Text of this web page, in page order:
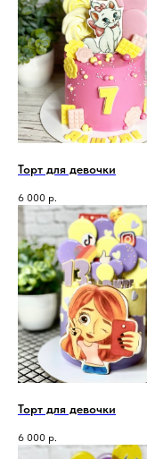
Торт для девочки
6 000 р.
Торт для девочки
6 000 р.